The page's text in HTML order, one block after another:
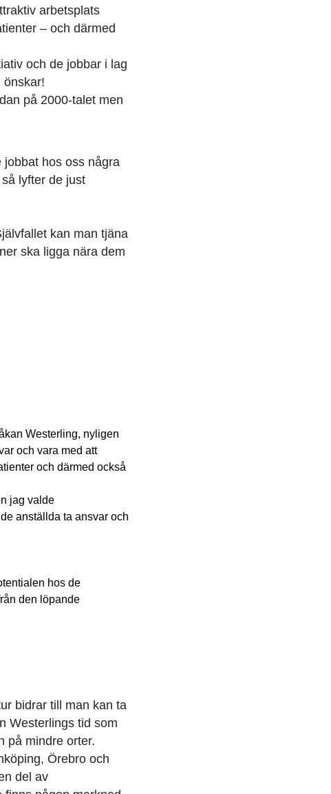
arbetsplats
– och därmed
och de jobbar i lag
önskar!
på 2000-talet men
hos oss några
lyfter de just
kan man tjäna
ska ligga nära dem
Westerling, nyligen
och vara med att
och därmed också
jag valde
anställda ta ansvar och
hos de
den löpande
bidrar till man kan ta
Westerlings tid som
på mindre orter.
Örebro och
del av